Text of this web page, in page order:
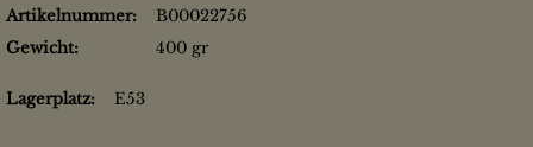
Artikelnummer:
B00022756
Gewicht:
400 gr
Lagerplatz: E53